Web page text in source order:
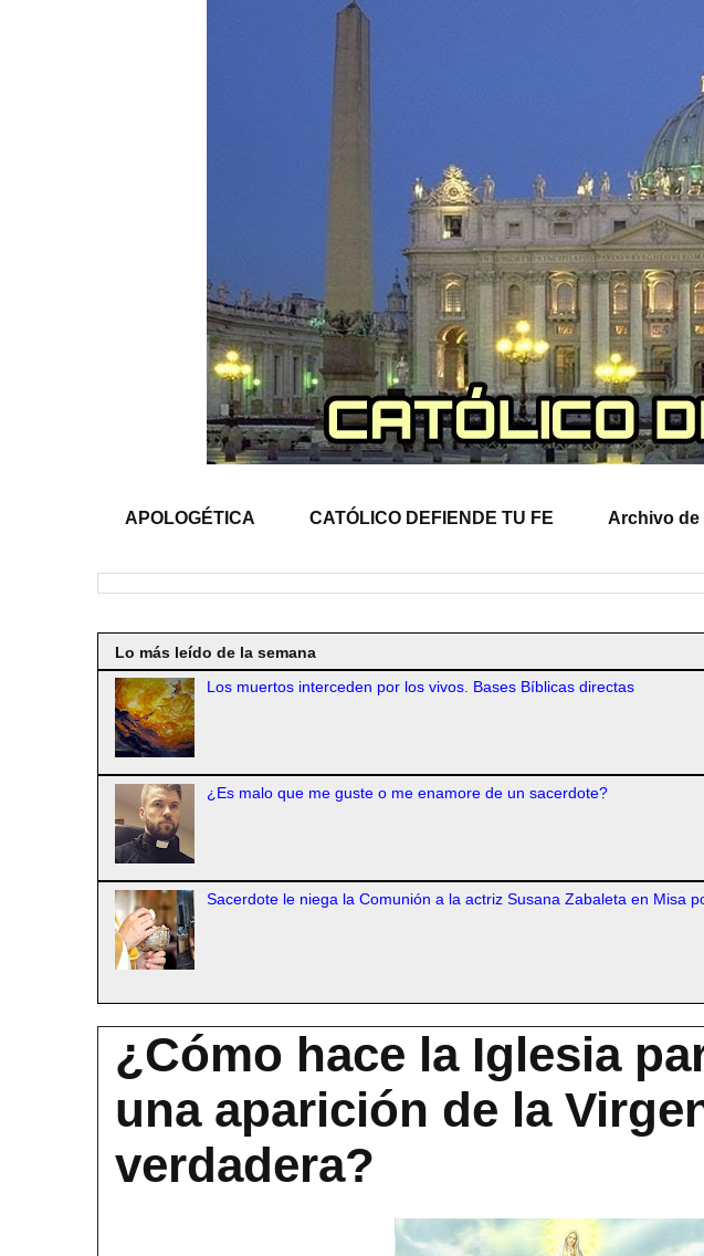
APOLOGÉTICA CATÓLICO DEFIENDE TU FE Archivo
Lo más leído de la semana
Los muertos interceden por los vivos. Bases Bíblicas directas
¿Es malo que me guste o me enamore de un sacerdote?
Sacerdote le niega la Comunión a la actriz Susana Zabaleta en Misa
¿Cómo hace la Iglesia
una aparición de la
verdadera?